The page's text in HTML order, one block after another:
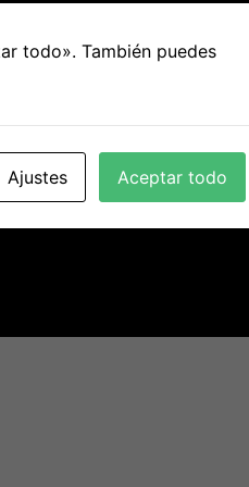
todo». También puedes
Ajustes Aceptar todo